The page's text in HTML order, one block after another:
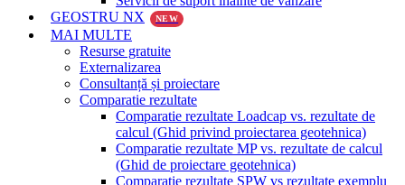
GEOSTRU NX
NEW
MAI MULTE
Resurse gratuite
Externalizarea
Consultanță și proiectare
Comparatie rezultate
Comparatie rezultate Loadcap vs. rezultate de
calcul (Ghid privind proiectarea geotehnica)
Comparatie rezultate MP vs. rezultate de calcul
(Ghid de proiectare geotehnica)
Comparatie rezultate SPW vs rezultate exemplu